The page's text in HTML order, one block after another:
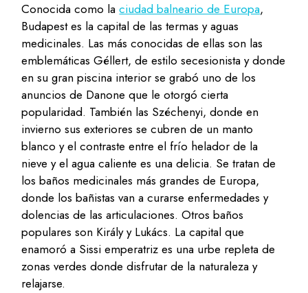
Conocida como laciudad balneario de Europa,
Budapest es la capital de las termas y aguas
medicinales. Las más conocidas de ellas son las
emblemáticas Géllert, de estilo secesionista y donde
en su gran piscina interior se grabó uno de los
anuncios de Danone que le otorgó cierta
popularidad. También las Széchenyi, donde en
invierno sus exteriores se cubren de un manto
blanco y el contraste entre el frío helador de la
nieve y el agua caliente es una delicia. Se tratan de
los baños medicinales más grandes de Europa,
donde los bañistas van a curarse enfermedades y
dolencias de las articulaciones. Otros baños
populares son Király y Lukács. La capital que
enamoró a Sissi emperatriz es una urbe repleta de
zonas verdes donde disfrutar de la naturaleza y
relajarse.